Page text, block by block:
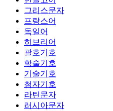
그리스문자
프랑스어
독일어
히브리어
괄호기호
학술기호
기술기호
첨자기호
라틴문자
러시아문자